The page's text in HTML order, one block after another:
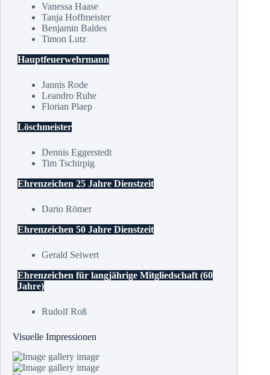
Vanessa Haase
Tanja Hoffmeister
Benjamin Baldes
Timon Lutz
Hauptfeuerwehrmann
Jannis Rode
Leandro Ruhe
Florian Plaep
Löschmeister
Dennis Eggerstedt
Tim Tschirpig
Ehrenzeichen 25 Jahre Dienstzeit
Dario Römer
Ehrenzeichen 50 Jahre Dienstzeit
Gerald Seiwert
Ehrenzeichen für langjährige Mitgliedschaft (60
Jahre)
Rudolf Roß
Visuelle Impressionen